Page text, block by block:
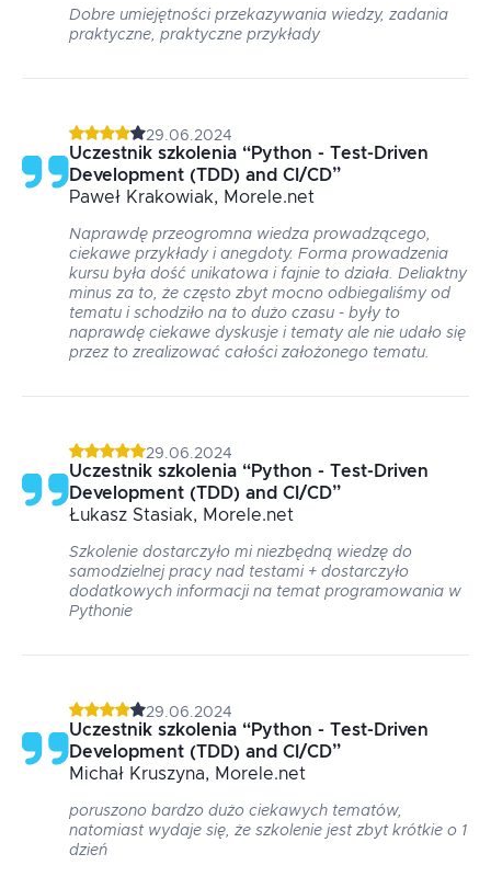
Dobre umiejętności przekazywania wiedzy, zadania
praktyczne, praktyczne przykłady
29.06.2024
Uczestnik szkolenia “Python - Test-Driven
Development (TDD) and CI/CD”
Paweł Krakowiak, Morele.net
Naprawdę przeogromna wiedza prowadzącego,
ciekawe przykłady i anegdoty. Forma prowadzenia
kursu była dość unikatowa i fajnie to działa. Deliaktny
minus za to, że często zbyt mocno odbiegaliśmy od
tematu i schodziło na to dużo czasu - były to
naprawdę ciekawe dyskusje i tematy ale nie udało się
przez to zrealizować całości założonego tematu.
29.06.2024
Uczestnik szkolenia “Python - Test-Driven
Development (TDD) and CI/CD”
Łukasz Stasiak, Morele.net
Szkolenie dostarczyło mi niezbędną wiedzę do
samodzielnej pracy nad testami + dostarczyło
dodatkowych informacji na temat programowania w
Pythonie
29.06.2024
Uczestnik szkolenia “Python - Test-Driven
Development (TDD) and CI/CD”
Michał Kruszyna, Morele.net
poruszono bardzo dużo ciekawych tematów,
natomiast wydaje się, że szkolenie jest zbyt krótkie o 1
dzień